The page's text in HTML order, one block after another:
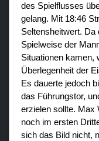
des Spielflusses
gelang. Mit 18:46
Seltensheitwert. Da
Spielweise der
Situationen kamen,
Überlegenheit der
Es dauerte jedoch
das Führungstor,
erzielen sollte. Max
noch im ersten
sich das Bild nicht,